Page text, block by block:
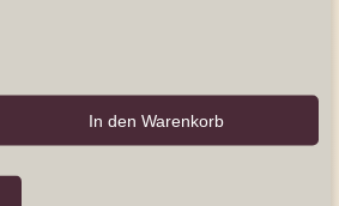
In den Warenkorb